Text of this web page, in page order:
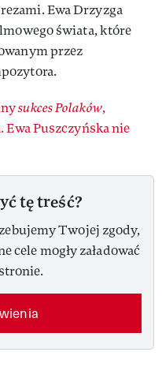
Ewa Drzyzga
świata, które
przez
sukces Polaków,
Ewa Puszczyńska nie
tę treść?
Twojej zgody,
cele mogły załadować